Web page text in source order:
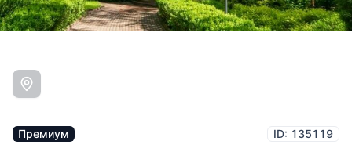
Премиум ID: 135119